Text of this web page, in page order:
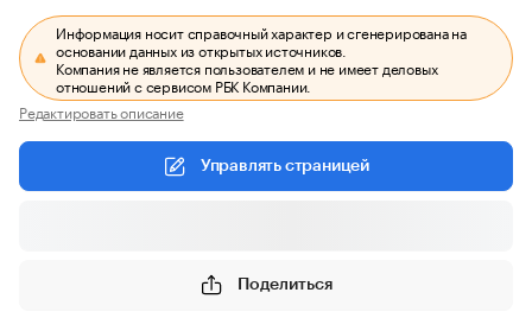
Информация носит справочный характер и сгенерирована на
основании данных из открытых источников.
Компания не является пользователем и не имеет деловых
отношений с сервисом РБК Компании.
Редактировать описание
Управлять страницей
Поделиться